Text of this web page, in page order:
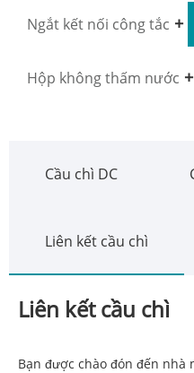
Ngắt kết nối công tắc
Hộp không thấm nước
Cầu chì DC
Liên kết cầu chì
Liên kết cầu chì
Bạn được chào đón đến